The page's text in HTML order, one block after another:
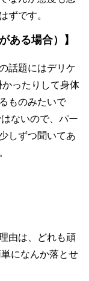
ずです。
ある場合）】
話題にはデリケ
ったりして身体
ものみたいで
ないので、パー
しずつ聞いてあ
由は、どれも頑
になんか落とせ